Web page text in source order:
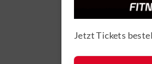
MTV Braunschweig
Güldenstraße 11
38100 Braunschweig
Kinderturnen
Powerkids 5-10
Jetzt Tickets